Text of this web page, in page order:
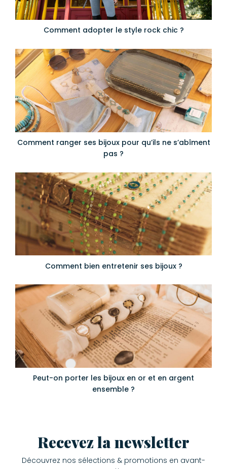
Comment adopter le style rock chic ?
Comment ranger ses bijoux pour qu’ils ne s’abîment
pas ?
Comment bien entretenir ses bijoux ?
Peut-on porter les bijoux en or et en argent
ensemble ?
Recevez la newsletter
Découvrez nos sélections & promotions en avant-